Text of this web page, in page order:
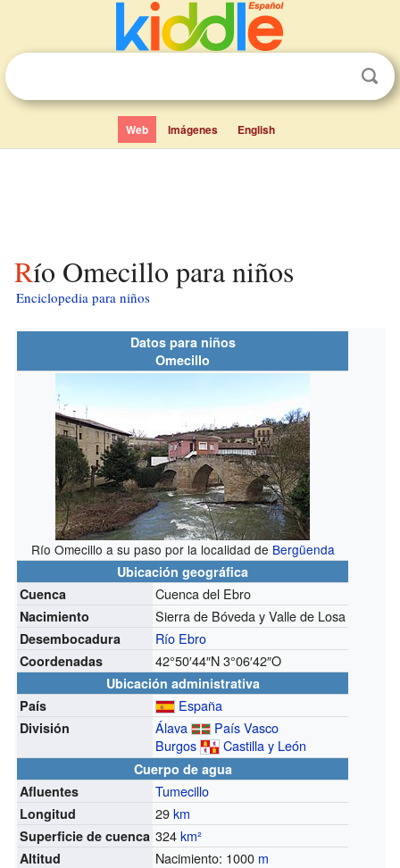
Web Imágenes English
Río Omecillo para niños
Enciclopedia para niños
Datos para niños
Omecillo
Río Omecillo a su paso por la localidad de Bergüenda
Ubicación geográfica
Cuenca
Cuenca del Ebro
Nacimiento Sierra de Bóveda y Valle de Losa
Desembocadura Río Ebro
Coordenadas 42°50′44″N3°06′42″O
Ubicación administrativa
País
España
División Álava
País Vasco
Burgos
Castilla y León
Cuerpo de agua
Afluentes
Tumecillo
Longitud 29km
Superficie de cuenca 324km²
Altitud Nacimiento: 1000 m